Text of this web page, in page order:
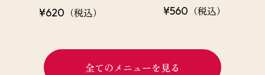
¥620 （税込） ¥560 （税込）
全てのメニューを見る